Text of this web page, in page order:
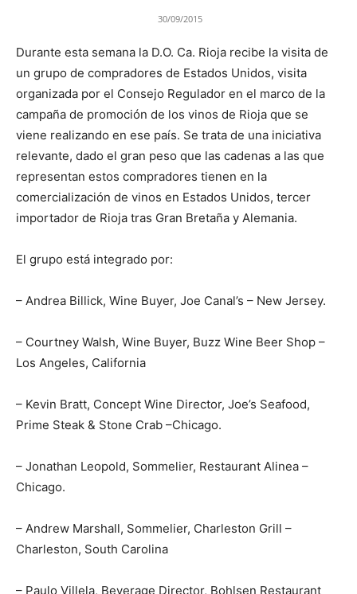
30/09/2015
Durante esta semana la D.O. Ca. Rioja recibe la visita de
un grupo de compradores de Estados Unidos, visita
organizada por el Consejo Regulador en el marco de la
campaña de promoción de los vinos de Rioja que se
viene realizando en ese país. Se trata de una iniciativa
relevante, dado el gran peso que las cadenas a las que
representan estos compradores tienen en la
comercialización de vinos en Estados Unidos, tercer
importador de Rioja tras Gran Bretaña y Alemania.
El grupo está integrado por:
– Andrea Billick, Wine Buyer, Joe Canal’s – New Jersey.
– Courtney Walsh, Wine Buyer, Buzz Wine Beer Shop –
Los Angeles, California
– Kevin Bratt, Concept Wine Director, Joe’s Seafood,
Prime Steak & Stone Crab –Chicago.
– Jonathan Leopold, Sommelier, Restaurant Alinea –
Chicago.
– Andrew Marshall, Sommelier, Charleston Grill –
Charleston, South Carolina
– Paulo Villela, Beverage Director, Bohlsen Restaurant